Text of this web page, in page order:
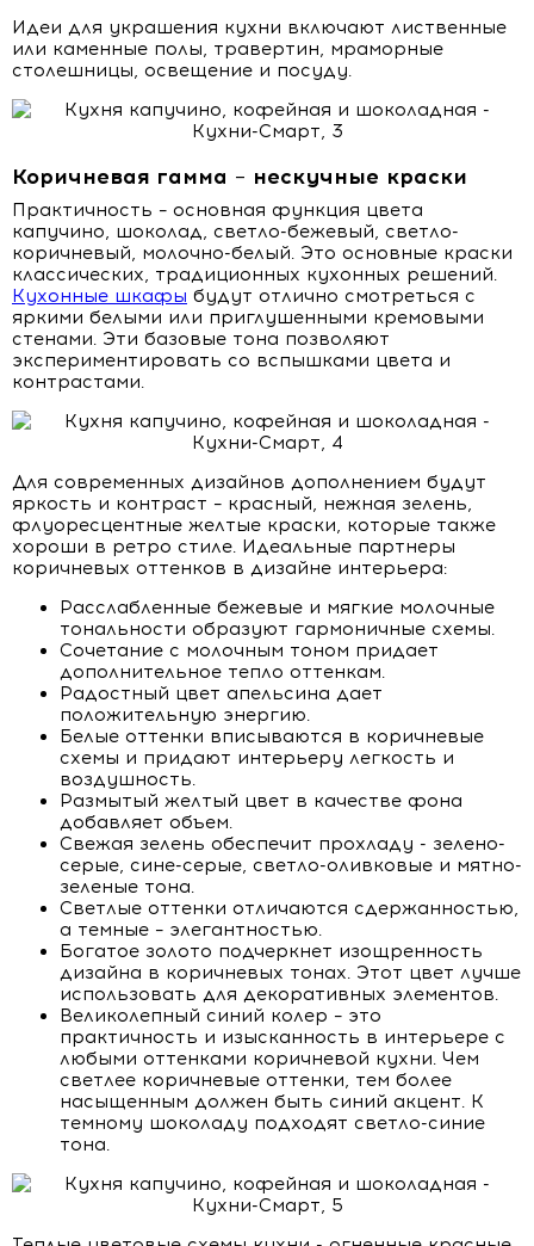
Идеи для украшения кухни включают лиственные
или каменные полы, травертин, мраморные
столешницы, освещение и посуду.
Коричневая гамма – нескучные краски
Практичность – основная функция цвета
капучино, шоколад, светло-бежевый, светло-
коричневый, молочно-белый. Это основные краски
классических, традиционных кухонных решений.
Кухонные шкафы будут отлично смотреться с
яркими белыми или приглушенными кремовыми
стенами. Эти базовые тона позволяют
экспериментировать со вспышками цвета и
контрастами.
Для современных дизайнов дополнением будут
яркость и контраст – красный, нежная зелень,
флуоресцентные желтые краски, которые также
хороши в ретро стиле. Идеальные партнеры
коричневых оттенков в дизайне интерьера:
Расслабленные бежевые и мягкие молочные
тональности образуют гармоничные схемы.
Сочетание с молочным тоном придает
дополнительное тепло оттенкам.
Радостный цвет апельсина дает
положительную энергию.
Белые оттенки вписываются в коричневые
схемы и придают интерьеру легкость и
воздушность.
Размытый желтый цвет в качестве фона
добавляет объем.
Свежая зелень обеспечит прохладу - зелено-
серые, сине-серые, светло-оливковые и мятно-
зеленые тона.
Светлые оттенки отличаются сдержанностью,
а темные – элегантностью.
Богатое золото подчеркнет изощренность
дизайна в коричневых тонах. Этот цвет лучше
использовать для декоративных элементов.
Великолепный синий колер – это
практичность и изысканность в интерьере с
любыми оттенками коричневой кухни. Чем
светлее коричневые оттенки, тем более
насыщенным должен быть синий акцент. К
темному шоколаду подходят светло-синие
тона.